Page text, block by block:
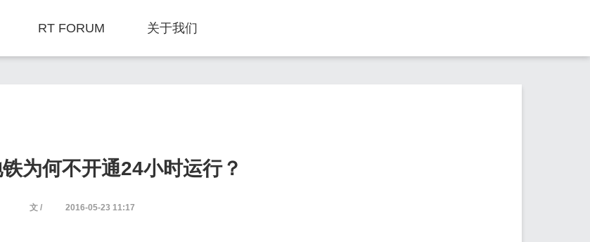
RT FORUM 关于我们
铁为何不开通24小时运行？
文 / 2016-05-23 11:17